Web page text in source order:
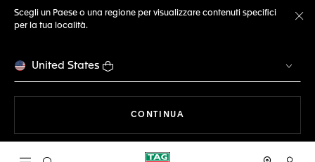
Scegli un Paese o una regione per visualizzare contenuti specifici
per la tua località.
United States
CONTINUA